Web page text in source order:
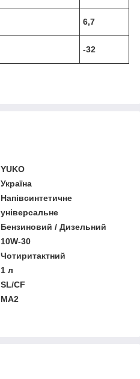
6,7
-32
YUKO
Україна
Напівсинтетичне
універсальне
Бензиновий / Дизельний
10W-30
Чотиритактний
1 л
SL/CF
MA2